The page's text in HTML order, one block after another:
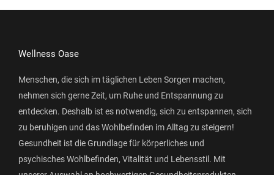
Wellness Oase
Menschen, die sich im täglichen Leben Sorgen machen,
nehmen sich gerne Zeit, um Ruhe und Entspannung zu
entdecken. Deshalb ist es notwendig, sich zu entspannen, sich
zu beruhigen und das Wohlbefinden im Alltag zu steigern!
Gesundheit ist die Grundlage für körperliches und
psychisches Wohlbefinden, Vitalität und Lebensstil. Mit